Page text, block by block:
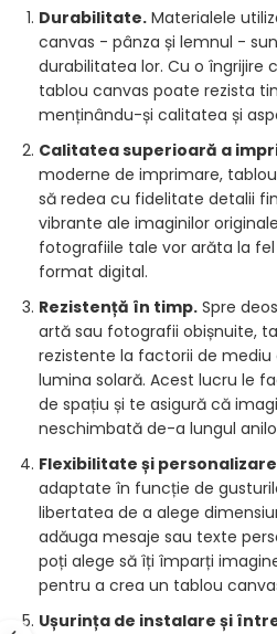
Durabilitate. Materialele
canvas - pânza și lemnul -
durabilitatea lor. Cu o îngrijire
tablou canvas poate rezista
menținându-și calitatea și
Calitatea superioară a
moderne de imprimare,
să redea cu fidelitate detalii
vibrante ale imaginilor
fotografiile tale vor arăta la
format digital.
Rezistență în timp. Spre
artă sau fotografii obișnuite,
rezistente la factorii de
lumina solară. Acest lucru le
de spațiu și te asigură că
neschimbată de-a lungul
Flexibilitate și
adaptate în funcție de
libertatea de a alege
adăuga mesaje sau texte
poți alege să îți împarți
pentru a crea un tablou
Ușurința de instalare și